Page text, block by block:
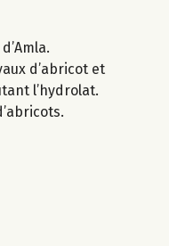
d’abricot et
l’hydrolat.